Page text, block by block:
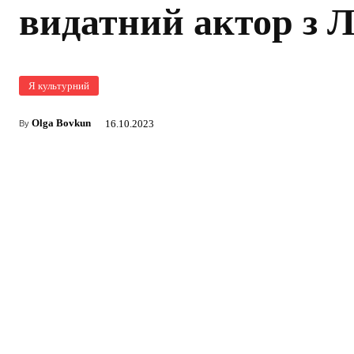
видатний актор з
Я культурний
By Olga Bovkun 16.10.2023